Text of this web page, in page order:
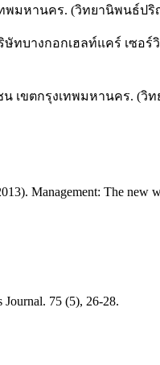
เทพมหานคร. (วิทยานิพ
ทบางกอกเฮลท์แคร์ เซ
น เขตกรุงเทพมหานคร
Management: The new
Journal. 75 (5), 26-28.